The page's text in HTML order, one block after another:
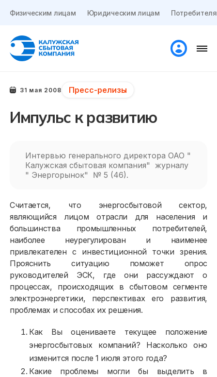
Физическим лицам Юридическим лицам
31 мая 2008 Пресс-релизы
Импульс к развитию
Интервью генерального директора ОАО "
Калужская сбытовая компания" журналу
" Энергорынок" № 5 (46).
Считается, что энергосбытовой сектор,
являющийся лицом отрасли для населения и
большинства промышленных потребителей,
наиболее неурегулирован и наименее
привлекателен с инвестиционной точки зрения.
Прояснить ситуацию поможет опрос
руководителей ЭСК, где они рассуждают о
процессах, происходящих в сбытовом сегменте
электроэнергетики, перспективах его развития,
проблемах и способах их решения.
Как Вы оцениваете текущее положение
энергосбытовых компаний? Насколько оно
изменится после 1 июля этого года?
Какие проблемы могли бы выделить в